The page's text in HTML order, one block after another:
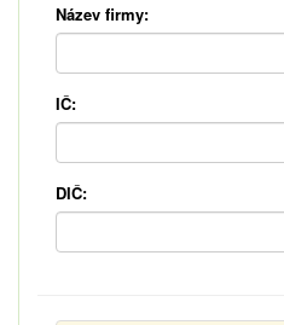
Název firmy:
IČ:
DIČ: